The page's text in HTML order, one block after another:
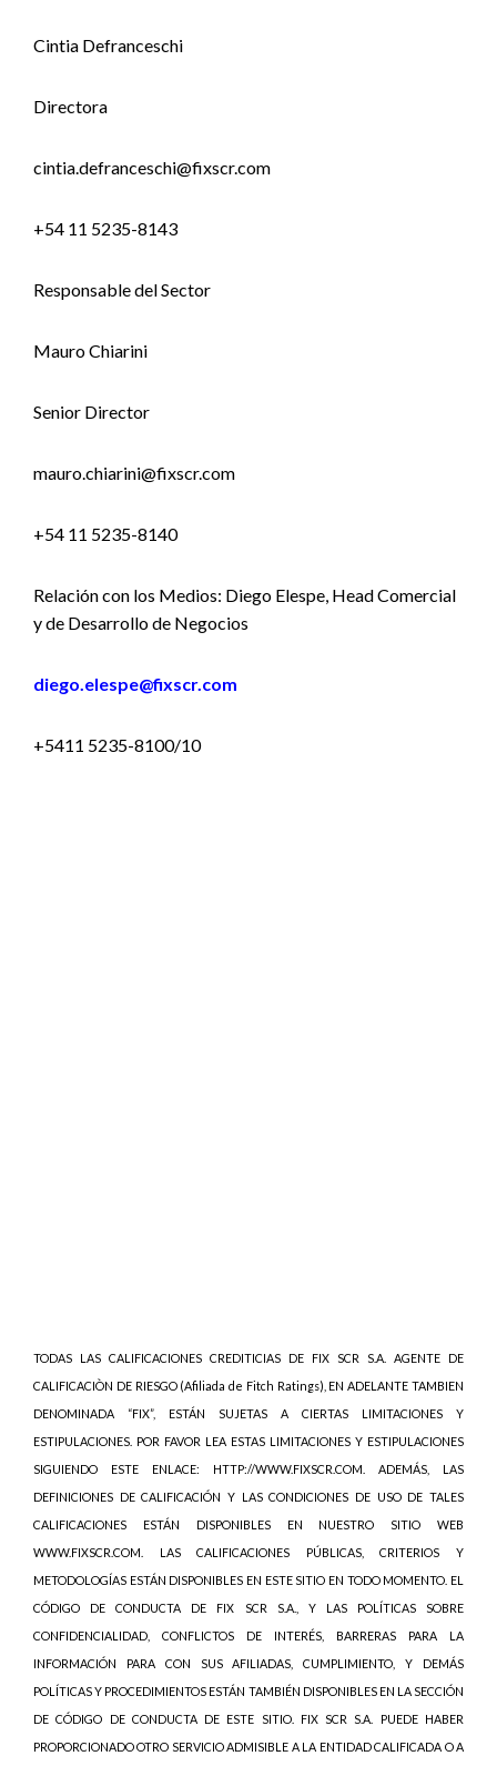
Cintia Defranceschi
Directora
cintia.defranceschi@fixscr.com
+54 11 5235-8143
Responsable del Sector
Mauro Chiarini
Senior Director
mauro.chiarini@fixscr.com
+54 11 5235-8140
Relación con los Medios: Diego Elespe, Head Comercial
y de Desarrollo de Negocios
diego.elespe@fixscr.com
+5411 5235-8100/10
TODAS LAS CALIFICACIONES CREDITICIAS DE FIX SCR S.A. AGENTE DE
CALIFICACIÒN DE RIESGO (Afiliada de Fitch Ratings), EN ADELANTE TAMBIEN
DENOMINADA “FIX”, ESTÁN SUJETAS A CIERTAS LIMITACIONES Y
ESTIPULACIONES. POR FAVOR LEA ESTAS LIMITACIONES Y ESTIPULACIONES
SIGUIENDO ESTE ENLACE: HTTP://WWW.FIXSCR.COM. ADEMÁS, LAS
DEFINICIONES DE CALIFICACIÓN Y LAS CONDICIONES DE USO DE TALES
CALIFICACIONES ESTÁN DISPONIBLES EN NUESTRO SITIO WEB
WWW.FIXSCR.COM. LAS CALIFICACIONES PÚBLICAS, CRITERIOS Y
METODOLOGÍAS ESTÁN DISPONIBLES EN ESTE SITIO EN TODO MOMENTO. EL
CÓDIGO DE CONDUCTA DE FIX SCR S.A., Y LAS POLÍTICAS SOBRE
CONFIDENCIALIDAD, CONFLICTOS DE INTERÉS, BARRERAS PARA LA
INFORMACIÓN PARA CON SUS AFILIADAS, CUMPLIMIENTO, Y DEMÁS
POLÍTICAS Y PROCEDIMIENTOS ESTÁN TAMBIÉN DISPONIBLES EN LA SECCIÓN
DE CÓDIGO DE CONDUCTA DE ESTE SITIO. FIX SCR S.A. PUEDE HABER
PROPORCIONADO OTRO SERVICIO ADMISIBLE A LA ENTIDAD CALIFICADA O A